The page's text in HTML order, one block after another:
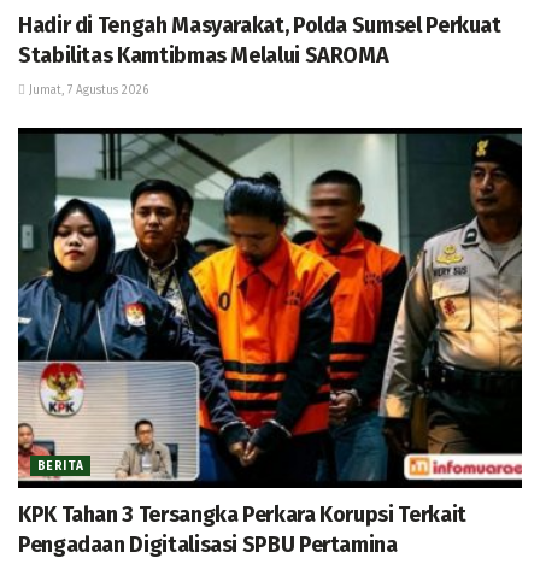
Hadir di Tengah Masyarakat, Polda Sumsel Perkuat
Stabilitas Kamtibmas Melalui SAROMA
Jumat, 7 Agustus 2026
BERITA
KPK Tahan 3 Tersangka Perkara Korupsi Terkait
Pengadaan Digitalisasi SPBU Pertamina